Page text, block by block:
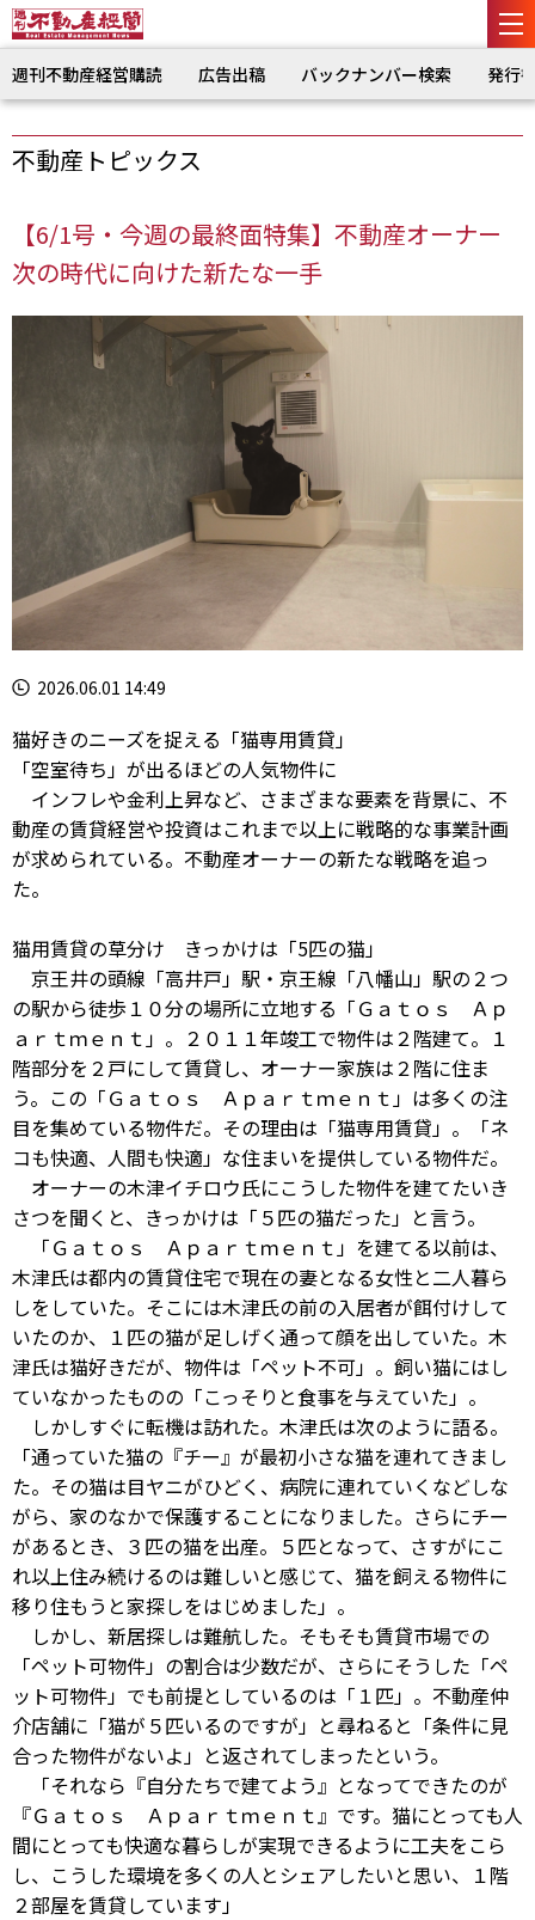
週刊不動産経営購読 広告出稿 バックナンバー検索 発行
不動産トピックス
【6/1号・今週の最終面特集】不動産オーナー
次の時代に向けた新たな一手
2026.06.01 14:49
猫好きのニーズを捉える「猫専用賃貸」
「空室待ち」が出るほどの人気物件に
インフレや金利上昇など、さまざまな要素を背景に、不
動産の賃貸経営や投資はこれまで以上に戦略的な事業計画
が求められている。不動産オーナーの新たな戦略を追っ
た。
猫用賃貸の草分け きっかけは「5匹の猫」
京王井の頭線「高井戸」駅・京王線「八幡山」駅の２つ
の駅から徒歩１０分の場所に立地する「Ｇａｔｏｓ Ａｐ
ａｒｔｍｅｎｔ」。２０１１年竣工で物件は２階建て。１
階部分を２戸にして賃貸し、オーナー家族は２階に住ま
う。この「Ｇａｔｏｓ Ａｐａｒｔｍｅｎｔ」は多くの注
目を集めている物件だ。その理由は「猫専用賃貸」。「ネ
コも快適、人間も快適」な住まいを提供している物件だ。
オーナーの木津イチロウ氏にこうした物件を建てたいき
さつを聞くと、きっかけは「５匹の猫だった」と言う。
「Ｇａｔｏｓ Ａｐａｒｔｍｅｎｔ」を建てる以前は、
木津氏は都内の賃貸住宅で現在の妻となる女性と二人暮ら
しをしていた。そこには木津氏の前の入居者が餌付けして
いたのか、１匹の猫が足しげく通って顔を出していた。木
津氏は猫好きだが、物件は「ペット不可」。飼い猫にはし
ていなかったものの「こっそりと食事を与えていた」。
しかしすぐに転機は訪れた。木津氏は次のように語る。
「通っていた猫の『チー』が最初小さな猫を連れてきまし
た。その猫は目ヤニがひどく、病院に連れていくなどしな
がら、家のなかで保護することになりました。さらにチー
があるとき、３匹の猫を出産。５匹となって、さすがにこ
れ以上住み続けるのは難しいと感じて、猫を飼える物件に
移り住もうと家探しをはじめました」。
しかし、新居探しは難航した。そもそも賃貸市場での
「ペット可物件」の割合は少数だが、さらにそうした「ペ
ット可物件」でも前提としているのは「１匹」。不動産仲
介店舗に「猫が５匹いるのですが」と尋ねると「条件に見
合った物件がないよ」と返されてしまったという。
「それなら『自分たちで建てよう』となってできたのが
『Ｇａｔｏｓ Ａｐａｒｔｍｅｎｔ』です。猫にとっても人
間にとっても快適な暮らしが実現できるように工夫をこら
し、こうした環境を多くの人とシェアしたいと思い、１階
２部屋を賃貸しています」